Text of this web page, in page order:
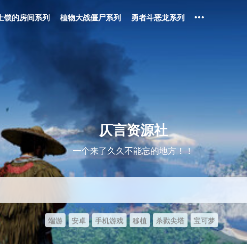
锁的房间系列 植物大战僵尸系列 勇者斗恶龙系列
仄言资源社
一个来了久久不能忘的地方！！
端游 安卓 手机游戏 移植 杀戮尖塔 宝可梦